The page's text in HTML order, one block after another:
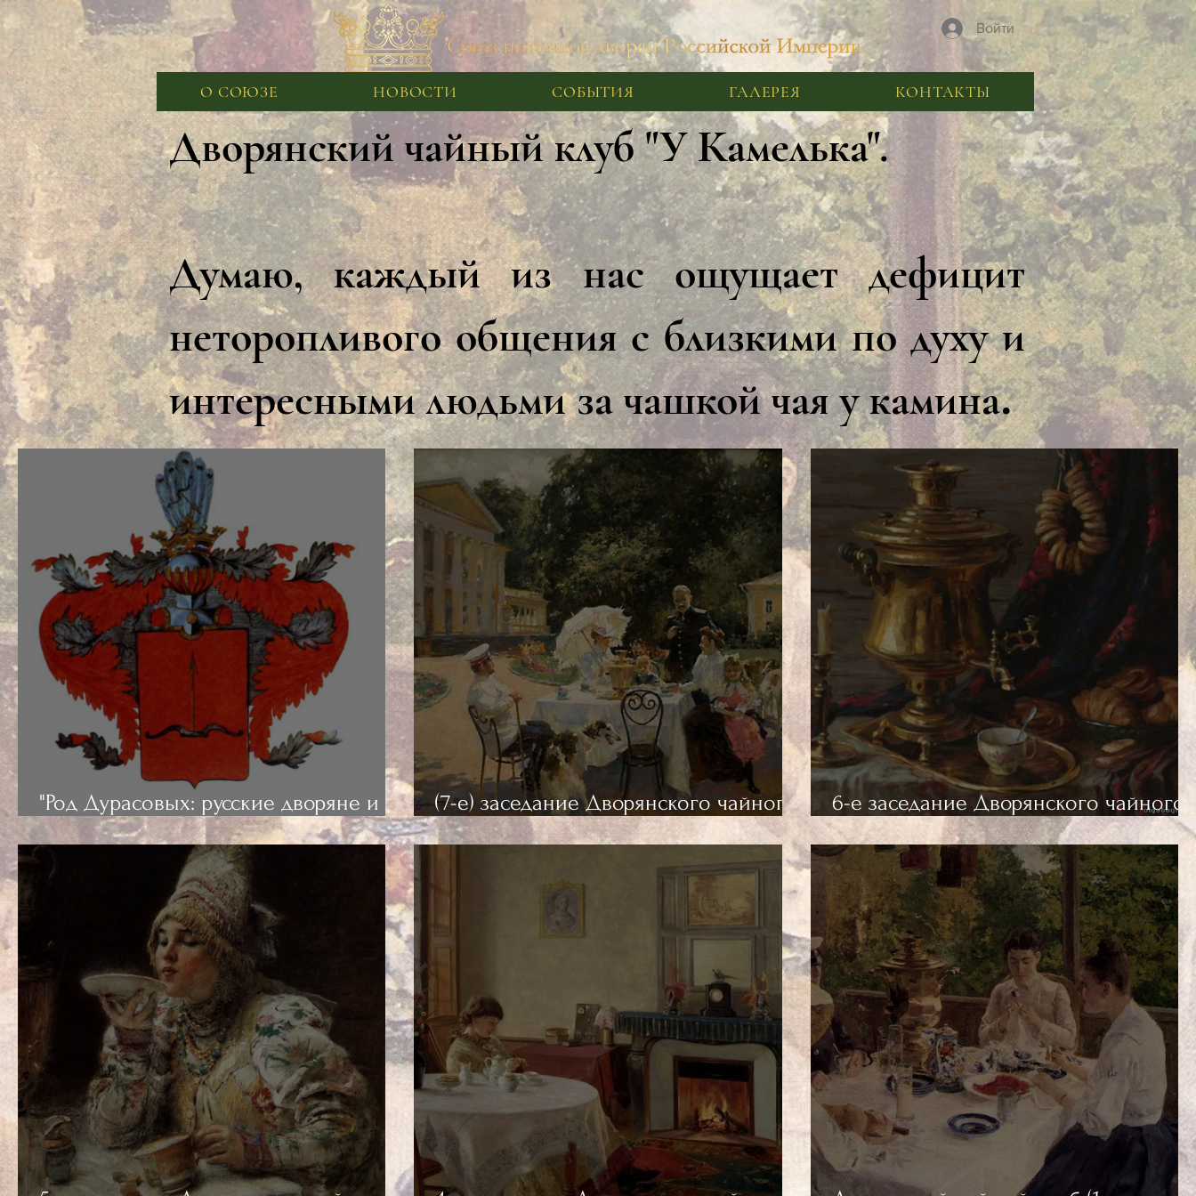
Войти
О СОЮЗЕ НОВОСТИ СОБЫТИЯ ГАЛЕРЕЯ КОНТАКТЫ
Дворянский чайный клуб "У Камелька".
Думаю, каждый из нас ощущает дефицит
неторопливого общения с близкими по духу и
интересными людьми за чашкой чая у камина.
"Род Дурасовых: русские дворяне и
принцы Анжуйские"
(7-е) заседание Дворянского чайного
клуба "У камелька"
6-е заседание Дворянского чайного
клуба "У камелька" 02/04/2023